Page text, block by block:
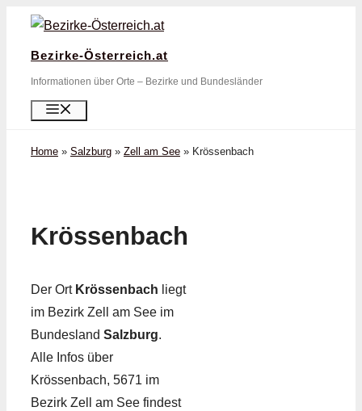
Zum
springen
Bezirke-Österreich.at
Informationen über Orte – Bezirke und Bundesländer
Home » Salzburg » Zell am See » Krössenbach
Krössenbach
Der Ort Krössenbach liegt
im Bezirk Zell am See im
Bundesland Salzburg.
Alle Infos über
Krössenbach, 5671 im
Bezirk Zell am See findest